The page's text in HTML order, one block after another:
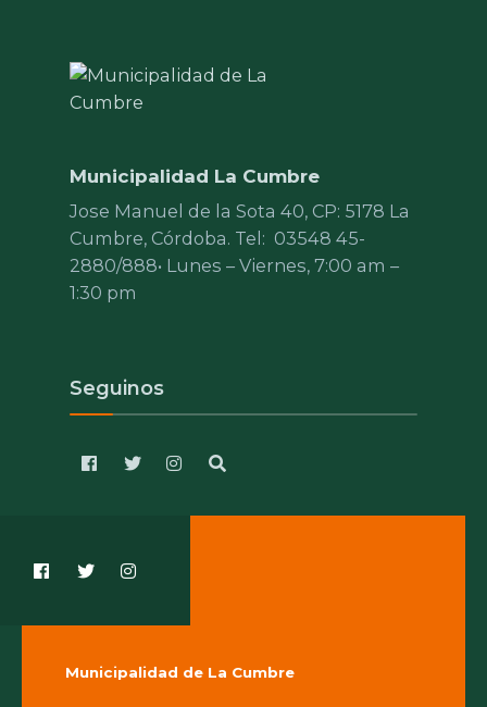
Municipalidad La Cumbre
Jose Manuel de la Sota 40, CP: 5178 La
Cumbre, Córdoba. Tel: 03548 45-
2880/888• Lunes – Viernes, 7:00 am –
1:30 pm
Seguinos
Municipalidad de La Cumbre